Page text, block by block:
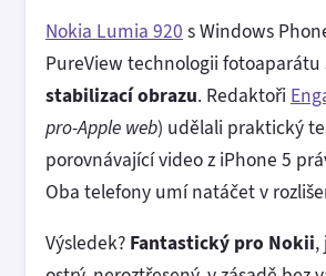
Nokia Lumia 920 s Windows
PureView technologii fotoaparátu
stabilizací obrazu. Redaktoři
pro-Apple web) udělali praktický
porovnávající video z iPhone 5
Oba telefony umí natáčet v
Výsledek? Fantastický pro Nokii,